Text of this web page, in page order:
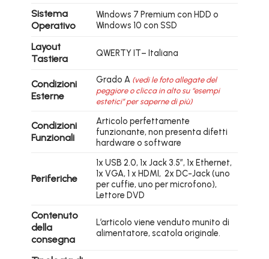
Sistema
Operativo
Windows 7 Premium con HDD o
Windows 10 con SSD
Layout
Tastiera
QWERTY IT– Italiana
Condizioni
Esterne
Grado A (vedi le foto allegate del
peggiore o clicca in alto su “esempi
estetici” per saperne di più)
Condizioni
Funzionali
Articolo perfettamente
funzionante, non presenta difetti
hardware o software
Periferiche
1x USB 2.0, 1x Jack 3.5″, 1x Ethernet,
1x VGA, 1 x HDMI, 2x DC-Jack (uno
per cuffie, uno per microfono),
Lettore DVD
Contenuto
della
consegna
L’articolo viene venduto munito di
alimentatore, scatola originale.